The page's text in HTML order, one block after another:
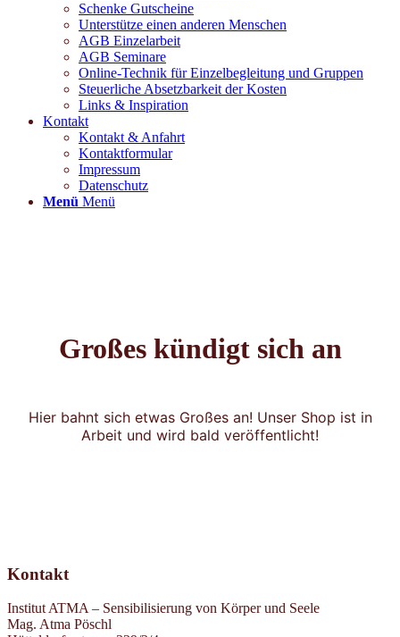
Schenke Gutscheine
Unterstütze einen anderen Menschen
AGB Einzelarbeit
AGB Seminare
Online-Technik für Einzelbegleitung und Gruppen
Steuerliche Absetzbarkeit der Kosten
Links & Inspiration
Kontakt
Kontakt & Anfahrt
Kontaktformular
Impressum
Datenschutz
Menü Menü
Großes kündigt sich an
Hier bahnt sich etwas Großes an! Unser Shop ist in
Arbeit und wird bald veröffentlicht!
Kontakt
Institut ATMA – Sensibilisierung von Körper und Seele
Mag. Atma Pöschl